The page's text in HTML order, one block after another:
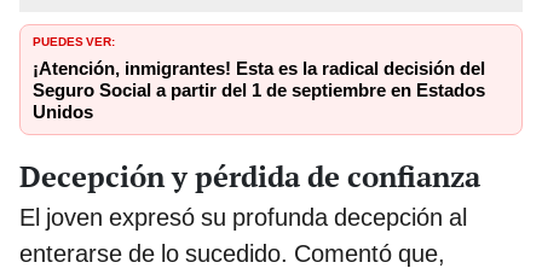
PUEDES VER:
¡Atención, inmigrantes! Esta es la radical decisión del
Seguro Social a partir del 1 de septiembre en Estados
Unidos
Decepción y pérdida de confianza
El joven expresó su profunda decepción al
enterarse de lo sucedido. Comentó que,